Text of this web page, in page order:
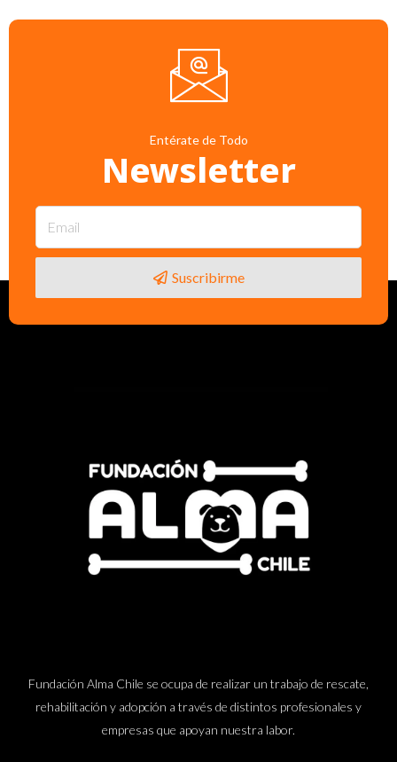
Entérate de Todo
Newsletter
Suscribirme
Fundación Alma Chile se ocupa de realizar un trabajo de rescate,
rehabilitación y adopción a través de distintos profesionales y
empresas que apoyan nuestra labor.